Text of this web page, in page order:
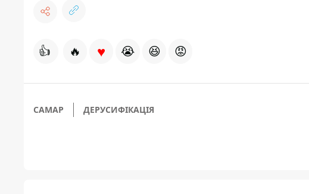
👍 🔥 ♥ 😭 😆 😡
САМАР ДЕРУСИФІКАЦІЯ